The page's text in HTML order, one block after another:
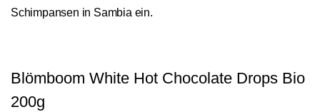
Schimpansen in Sambia ein.
Blömboom White Hot Chocolate Drops Bio
200g